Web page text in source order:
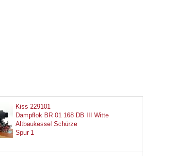
Kiss 229101
Dampflok BR 01 168 DB III Witte
Altbaukessel Schürze
Spur 1